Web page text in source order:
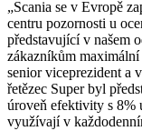
„Scania se v Evropě
centru pozornosti u
představující v našem
zákazníkům
senior viceprezident a
řetězec Super byl
úroveň efektivity s 8%
využívají v